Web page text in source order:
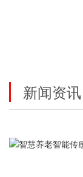
新闻资讯